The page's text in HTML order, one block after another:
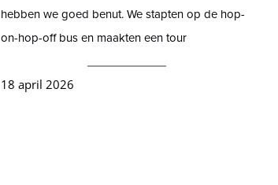
hebben we goed benut. We stapten op de hop-
on-hop-off bus en maakten een tour
18 april 2026